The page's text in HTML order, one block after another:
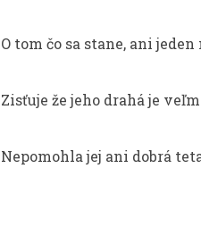
O tom čo sa stane, ani
Zisťuje že jeho drahá je
Nepomohla jej ani dobrá